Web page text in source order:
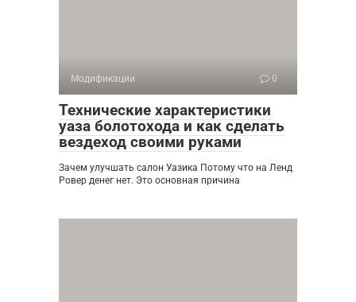
Модификации 0
Технические характеристики
уаза болотохода и как сделать
вездеход своими руками
Зачем улучшать салон Уазика Потому что на Ленд
Ровер денег нет. Это основная причина